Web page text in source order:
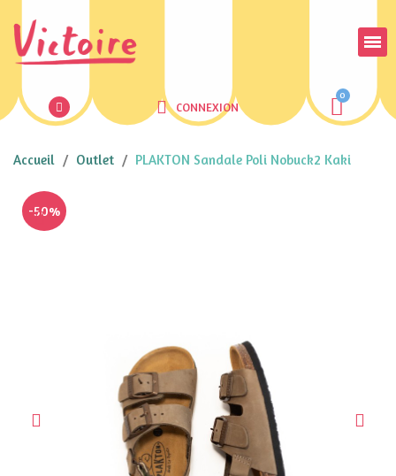
CONNEXION
Accueil Outlet PLAKTON Sandale Poli Nobuck2 Kaki
-50%